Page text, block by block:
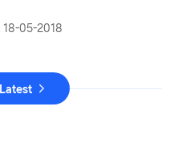
18-05-2018